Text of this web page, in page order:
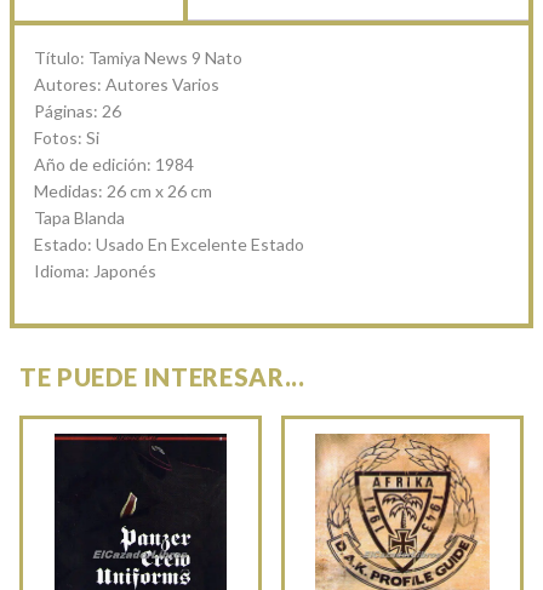
Título: Tamiya News 9 Nato
Autores: Autores Varios
Páginas: 26
Fotos: Si
Año de edición: 1984
Medidas: 26 cm x 26 cm
Tapa Blanda
Estado: Usado En Excelente Estado
Idioma: Japonés
TE PUEDE INTERESAR...